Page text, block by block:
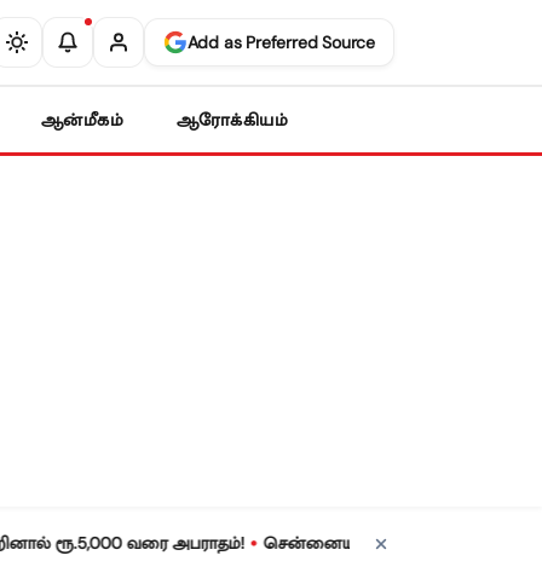
Add as Preferred Source
ஆன்மீகம் ஆரோக்கியம்
வரை அபராதம்! • சென்னையில் நாளை மின் தடை! உங்கள்